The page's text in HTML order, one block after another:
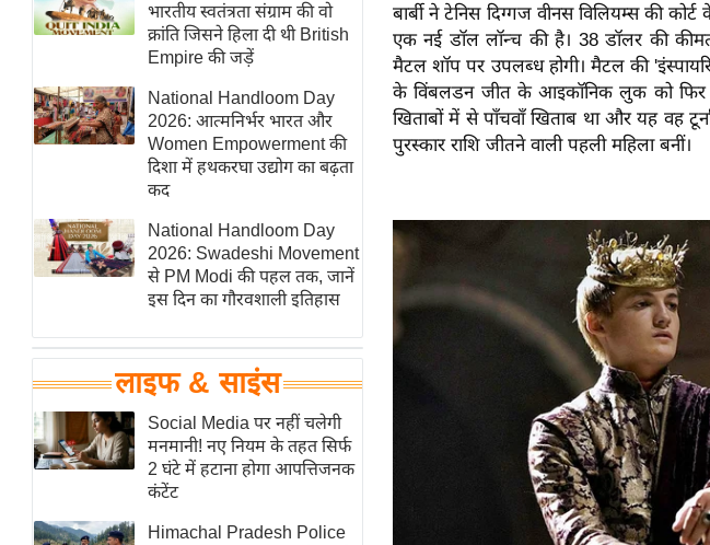
न्यूज ब्रीफ
मनोरंजन जगत
बॉलीवुड
हॉलीवुड
फिल्म समीक्षा
Breaking
News
लाइफस्टाइल
टेक्नॉलॉजी
घरेलू नुस्खे
पर्यटन स्थल
फिटनेस मंत्रा
रिलेशनशिप
राजनीति
विश्लेषण
भारतीय स्वतंत्रता संग्राम की वो
क्रांति जिसने हिला दी थी British
Empire की जड़ें
National Handloom Day
2026: आत्मनिर्भर भारत और
Women Empowerment की
दिशा में हथकरघा उद्योग का बढ़ता
कद
National Handloom Day
2026: Swadeshi Movement
से PM Modi की पहल तक, जानें
इस दिन का गौरवशाली इतिहास
लाइफ & साइंस
Social Media पर नहीं चलेगी
मनमानी! नए नियम के तहत सिर्फ
2 घंटे में हटाना होगा आपत्तिजनक
कंटेंट
Himachal Pradesh Police
बार्बी ने टेनिस दिग्गज वीनस विलियम्स की
एक नई डॉल लॉन्च की है। 38 डॉलर की
मैटल शॉप पर उपलब्ध होगी। मैटल की
के विंबलडन जीत के आइकॉनिक लुक को फिर
खिताबों में से पाँचवाँ खिताब था और यह वह
पुरस्कार राशि जीतने वाली पहली महिला बनीं।